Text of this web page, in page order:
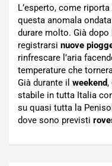
L’esperto, come riporta
questa anomala
durare molto. Già
registrarsi nuove
rinfrescare l’aria
temperature che
Già durante il weekend,
stabile in tutta Italia
su quasi tutta la
dove sono previsti